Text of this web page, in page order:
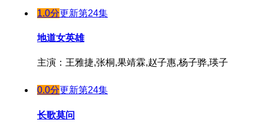
第16集
第19集
第20集
第22集
1.0分更新第24集
地道女英雄
主演：王雅捷,张桐,果靖霖,赵子惠,杨子骅,瑛子
0.0分更新第24集
长歌莫问